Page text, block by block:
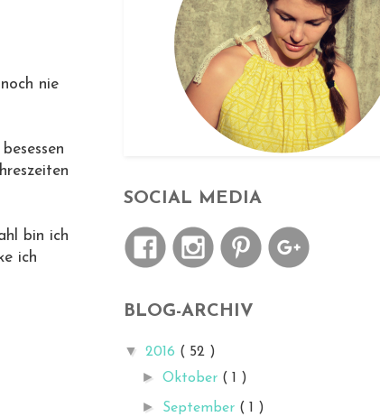
nie
bin ich
ich
SOCIAL MEDIA
BLOG-ARCHIV
▼ 2016 ( 52 )
►Oktober ( 1 )
► September ( 1 )